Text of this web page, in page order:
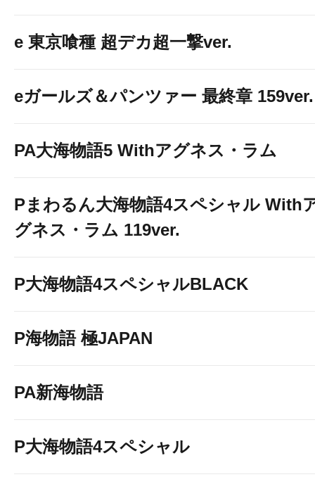
e 東京喰種 超デカ超一撃ver.
eガールズ＆パンツァー 最終章 159ver.
PA大海物語5 Withアグネス・ラム
Pまわるん大海物語4スペシャル With
グネス・ラム 119ver.
P大海物語4スペシャルBLACK
P海物語 極JAPAN
PA新海物語
P大海物語4スペシャル